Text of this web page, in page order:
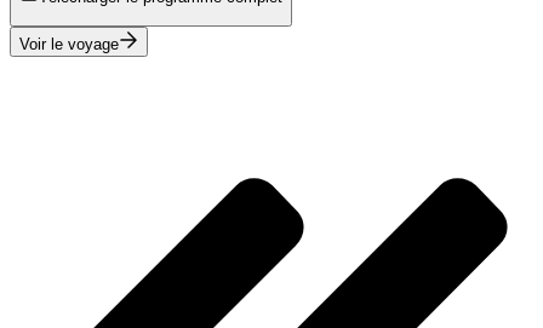
Voir le voyage